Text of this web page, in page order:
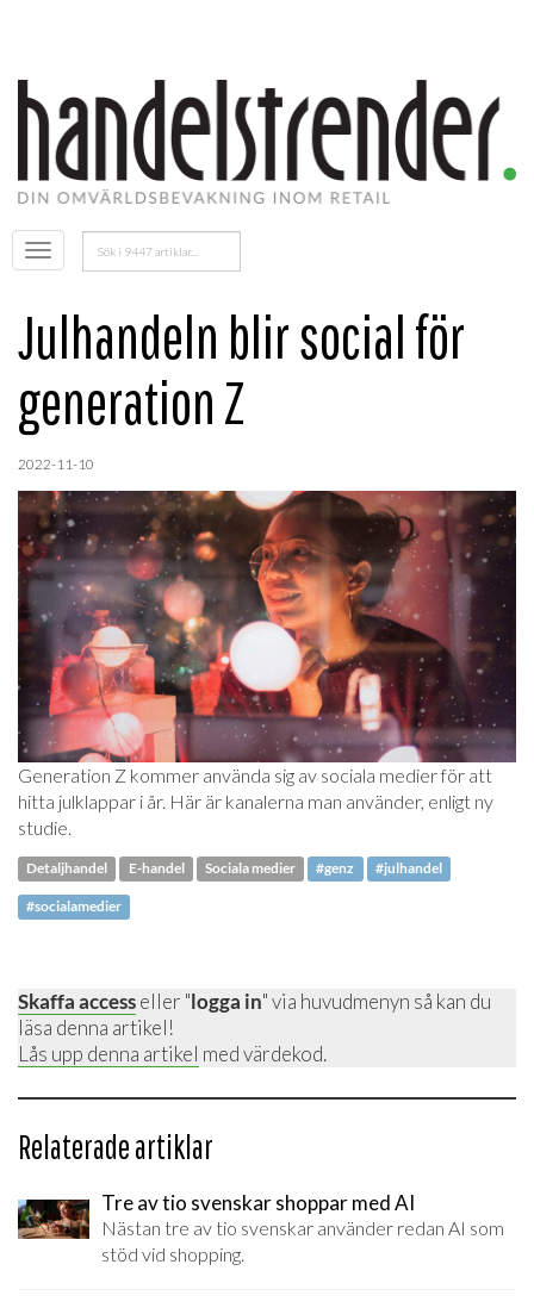
Öppna
menyn
Sök
efter:
Julhandeln blir social för
generation Z
2022-11-10
Generation Z kommer använda sig av sociala medier för att
hitta julklappar i år. Här är kanalerna man använder, enligt ny
studie.
Detaljhandel E-handel Sociala medier #genz #julhandel
#socialamedier
Skaffa accesseller "logga in" via huvudmenyn så kan du
läsa denna artikel!
Lås upp denna artikel med värdekod.
Relaterade artiklar
Tre av tio svenskar shoppar med AI
Nästan tre av tio svenskar använder redan AI som
stöd vid shopping.